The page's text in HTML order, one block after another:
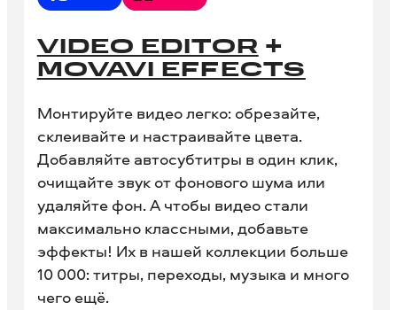
VIDEO EDITOR +
MOVAVI EFFECTS
Монтируйте видео легко: обрезайте,
склеивайте и настраивайте цвета.
Добавляйте автосубтитры в один клик,
очищайте звук от фонового шума или
удаляйте фон. А чтобы видео стали
максимально классными, добавьте
эффекты! Их в нашей коллекции больше
10 000: титры, переходы, музыка и много
чего ещё.